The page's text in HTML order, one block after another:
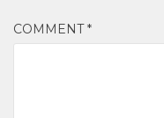
COMMENT*